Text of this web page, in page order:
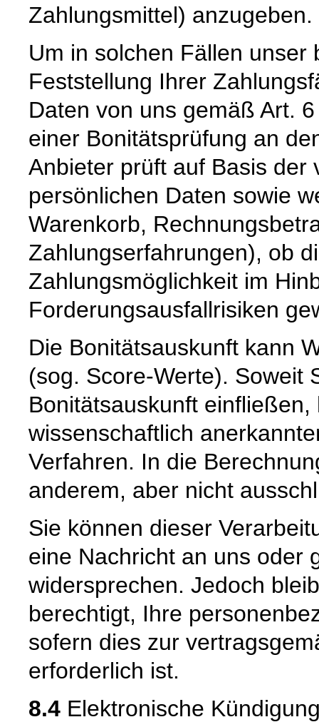
Zahlungsmittel) anzugeben.
Um in solchen Fällen
Feststellung Ihrer
Daten von uns gemäß Art.
einer Bonitätsprüfung an
Anbieter prüft auf Basis der
persönlichen Daten sowie
Warenkorb,
Zahlungserfahrungen), ob
Zahlungsmöglichkeit im
Forderungsausfallrisiken
Die Bonitätsauskunft kann
(sog. Score-Werte). Soweit
Bonitätsauskunft
wissenschaftlich
Verfahren. In die
anderem, aber nicht
Sie können dieser
eine Nachricht an uns oder
widersprechen. Jedoch
berechtigt, Ihre
sofern dies zur
erforderlich ist.
8.4 Elektronische